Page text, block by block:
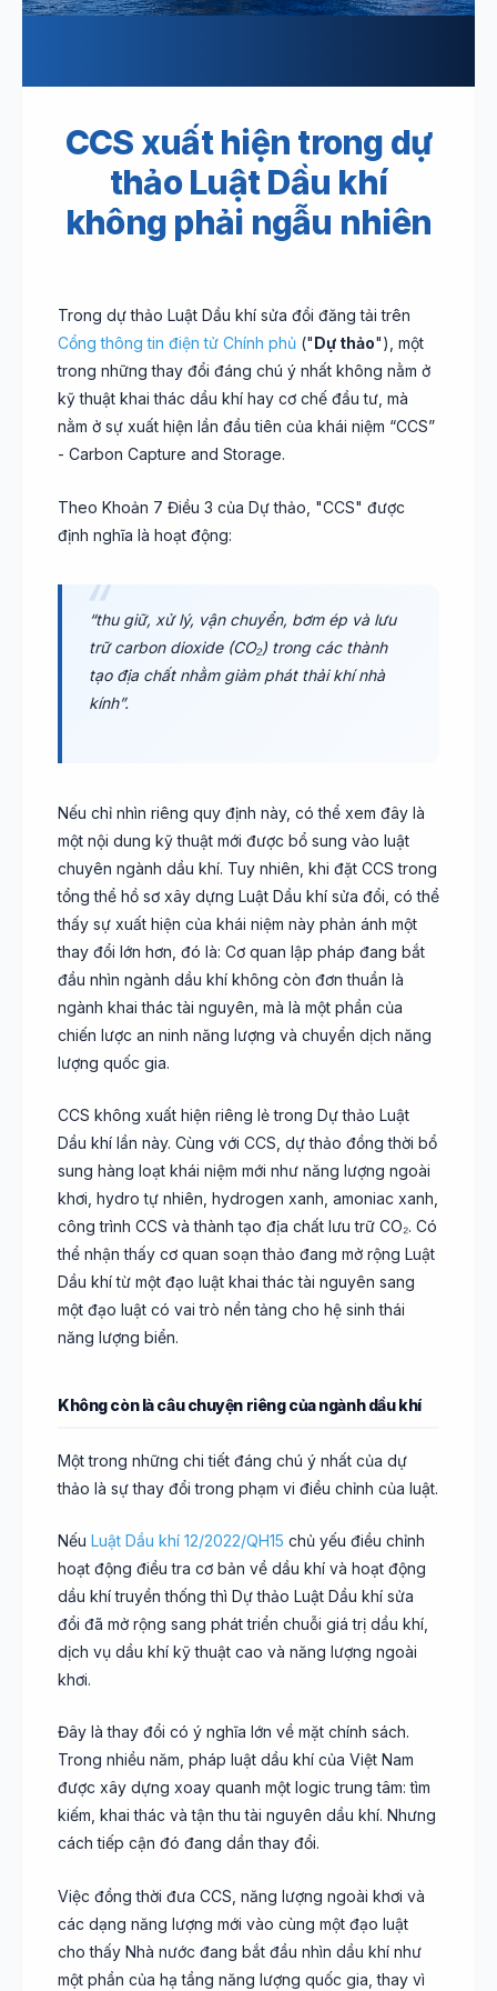
CCS xuất hiện trong dự
thảo Luật Dầu khí
không phải ngẫu nhiên
Trong dự thảo Luật Dầu khí sửa đổi đăng tải trên
Cổng thông tin điện tử Chính phủ ("Dự thảo"), một
trong những thay đổi đáng chú ý nhất không nằm ở
kỹ thuật khai thác dầu khí hay cơ chế đầu tư, mà
nằm ở sự xuất hiện lần đầu tiên của khái niệm “CCS”
- Carbon Capture and Storage.
Theo Khoản 7 Điều 3 của Dự thảo, "CCS" được
định nghĩa là hoạt động:
“thu giữ, xử lý, vận chuyển, bơm ép và lưu
trữ carbon dioxide (CO₂) trong các thành
tạo địa chất nhằm giảm phát thải khí nhà
kính”.
Nếu chỉ nhìn riêng quy định này, có thể xem đây là
một nội dung kỹ thuật mới được bổ sung vào luật
chuyên ngành dầu khí. Tuy nhiên, khi đặt CCS trong
tổng thể hồ sơ xây dựng Luật Dầu khí sửa đổi, có thể
thấy sự xuất hiện của khái niệm này phản ánh một
thay đổi lớn hơn, đó là: Cơ quan lập pháp đang bắt
đầu nhìn ngành dầu khí không còn đơn thuần là
ngành khai thác tài nguyên, mà là một phần của
chiến lược an ninh năng lượng và chuyển dịch năng
lượng quốc gia.
CCS không xuất hiện riêng lẻ trong Dự thảo Luật
Dầu khí lần này. Cùng với CCS, dự thảo đồng thời bổ
sung hàng loạt khái niệm mới như năng lượng ngoài
khơi, hydro tự nhiên, hydrogen xanh, amoniac xanh,
công trình CCS và thành tạo địa chất lưu trữ CO₂. Có
thể nhận thấy cơ quan soạn thảo đang mở rộng Luật
Dầu khí từ một đạo luật khai thác tài nguyên sang
một đạo luật có vai trò nền tảng cho hệ sinh thái
năng lượng biển.
Không còn là câu chuyện riêng của ngành dầu khí
Một trong những chi tiết đáng chú ý nhất của dự
thảo là sự thay đổi trong phạm vi điều chỉnh của luật.
Nếu Luật Dầu khí 12/2022/QH15 chủ yếu điều chỉnh
hoạt động điều tra cơ bản về dầu khí và hoạt động
dầu khí truyền thống thì Dự thảo Luật Dầu khí sửa
đổi đã mở rộng sang phát triển chuỗi giá trị dầu khí,
dịch vụ dầu khí kỹ thuật cao và năng lượng ngoài
khơi.
Đây là thay đổi có ý nghĩa lớn về mặt chính sách.
Trong nhiều năm, pháp luật dầu khí của Việt Nam
được xây dựng xoay quanh một logic trung tâm: tìm
kiếm, khai thác và tận thu tài nguyên dầu khí. Nhưng
cách tiếp cận đó đang dần thay đổi.
Việc đồng thời đưa CCS, năng lượng ngoài khơi và
các dạng năng lượng mới vào cùng một đạo luật
cho thấy Nhà nước đang bắt đầu nhìn dầu khí như
một phần của hạ tầng năng lượng quốc gia, thay vì